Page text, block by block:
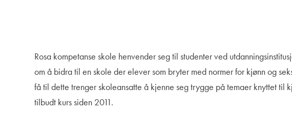
Rosa kompetanse skole henvender seg til studenter ved
om å bidra til en skole der elever som bryter med normer for kjønn og
få til dette trenger skoleansatte å kjenne seg trygge på temaer knyttet til
tilbudt kurs siden 2011.